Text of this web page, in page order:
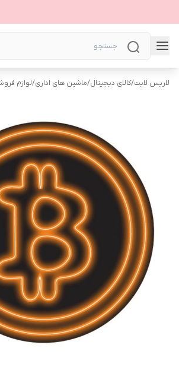
لاریس لایت/کالای دیجیتال/ماشین های اداری/لوازم